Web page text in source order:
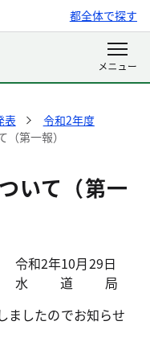
都全体で探す
表
令和2年度
第一報）
いて（第一
令和2年10月29日
水道局
ましたのでお知らせ